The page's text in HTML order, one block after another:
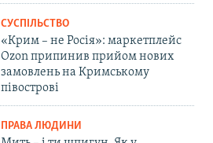
СУСПІЛЬСТВО
«Крим – не Росія»: маркетплейс
Ozon припинив прийом нових
замовлень на Кримському
півострові
ПРАВА ЛЮДИНИ